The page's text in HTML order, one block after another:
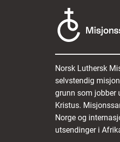
Norsk Luthersk
selvstendig
grunn som jobber
Kristus.
Norge og
utsendinger i